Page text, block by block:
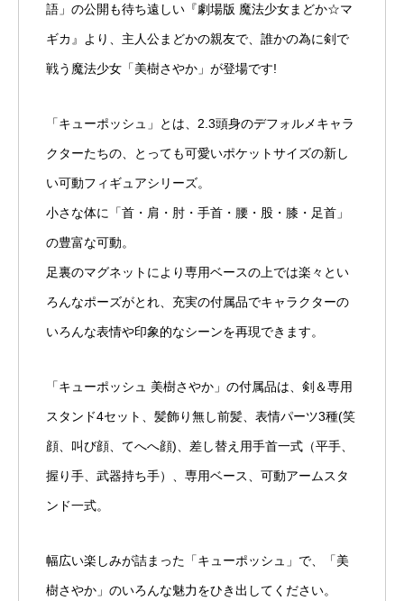
語」の公開も待ち遠しい『劇場版 魔法少女まどか☆マ
ギカ』より、主人公まどかの親友で、誰かの為に剣で
戦う魔法少女「美樹さやか」が登場です!
「キューポッシュ」とは、2.3頭身のデフォルメキャラ
クターたちの、とっても可愛いポケットサイズの新し
い可動フィギュアシリーズ。
小さな体に「首・肩・肘・手首・腰・股・膝・足首」
の豊富な可動。
足裏のマグネットにより専用ベースの上では楽々とい
ろんなポーズがとれ、充実の付属品でキャラクターの
いろんな表情や印象的なシーンを再現できます。
「キューポッシュ 美樹さやか」の付属品は、剣＆専用
スタンド4セット、髪飾り無し前髪、表情パーツ3種(笑
顔、叫び顔、てへへ顔)、差し替え用手首一式（平手、
握り手、武器持ち手）、専用ベース、可動アームスタ
ンド一式。
幅広い楽しみが詰まった「キューポッシュ」で、「美
樹さやか」のいろんな魅力をひき出してください。